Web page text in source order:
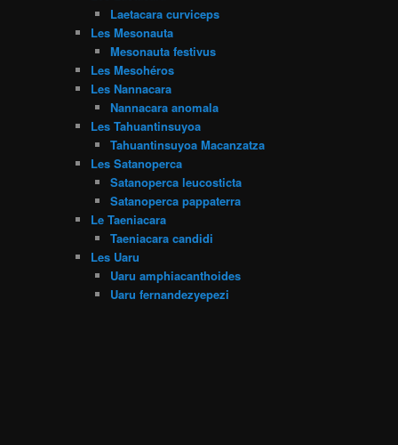
Laetacara curviceps
Les Mesonauta
Mesonauta festivus
Les Mesohéros
Les Nannacara
Nannacara anomala
Les Tahuantinsuyoa
Tahuantinsuyoa Macanzatza
Les Satanoperca
Satanoperca leucosticta
Satanoperca pappaterra
Le Taeniacara
Taeniacara candidi
Les Uaru
Uaru amphiacanthoides
Uaru fernandezyepezi